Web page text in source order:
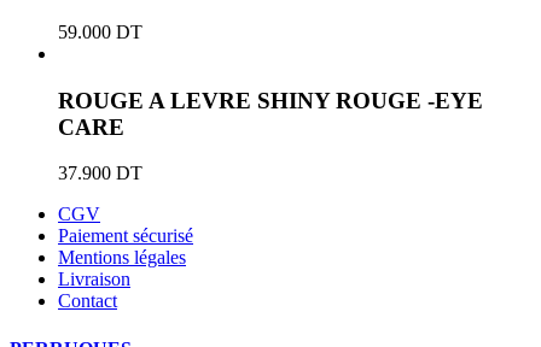
59.000 DT
ROUGE A LEVRE SHINY ROUGE -EYE
CARE
37.900 DT
CGV
Paiement sécurisé
Mentions légales
Livraison
Contact